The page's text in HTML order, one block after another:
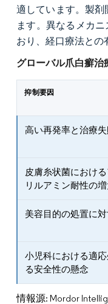
適しています。製
ます。異なるメカ
おり、経口療法との
グローバル爪白癬
抑制要因
高い再発率と治療
皮膚糸状菌におけ
リルアミン耐性の
美容目的の処置に
小児科における適
る安全性の懸念
情報源: Mordor